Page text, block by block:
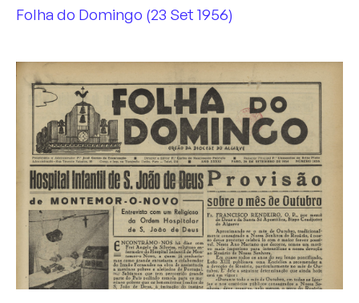
Folha do Domingo (23 Set 1956)